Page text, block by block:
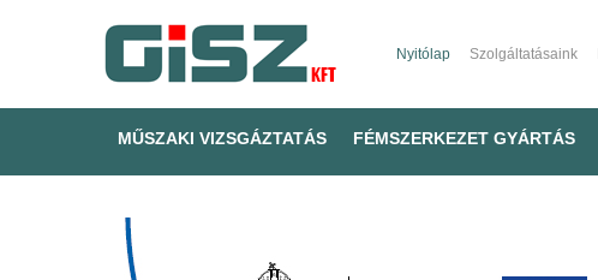
Nyitólap Szolgáltatásaink
MŰSZAKI VIZSGÁZTATÁS FÉMSZERKEZET GYÁRTÁS